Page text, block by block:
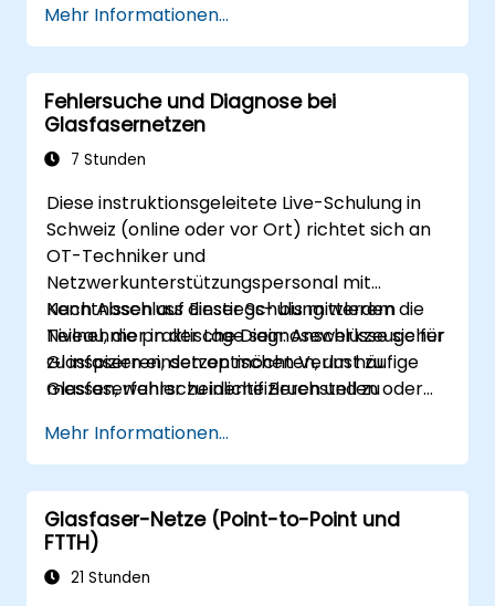
sowie grundlegender Netzwerksicherheit und
Netzwerkapplikationen. Das Kursangebot
ermöglicht den Teilnehmenden einen
allgemeinen Überblick über die Architektur,
Hardwarekomponenten,
Softwarekonfiguration und Struktur von
Mehr Informationen...
Fehlersuche und Diagnose bei
Glasfasernetzen
7 Stunden
Diese instruktionsgeleitete Live-Schulung in
Schweiz (online oder vor Ort) richtet sich an
OT-Techniker und
Netzwerkunterstützungspersonal mit
Kenntnissen auf Einstiegs- bis mittlerem
Niveau, die praktische Diagnosewerkzeuge für
Glasfasern einsetzen möchten, um häufige
Glasfaserfehler zu identifizieren und zu
Dienstleister erforderlich ist.
Nach Abschluss dieser Schulung werden die
Teilnehmer in der Lage sein: Anschlüsse sicher
zu inspizieren, den optischen Verlust zu
messen, wahrscheinliche Bruchstellen oder
Eskalation zu dokumentieren.
Mehr Informationen...
Glasfaser-Netze (Point-to-Point und
FTTH)
21 Stunden